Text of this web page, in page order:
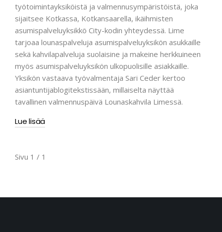
työtoimintayksiköistä ja valmennusympäristöistä, joka
sijaitsee Kotkassa, Kotkansaarella, ikäihmisten
asumispalveluyksikkö City-kodin yhteydessä. Lime
tarjoaa lounaspalveluja asumispalveluyksikön asukkaille
sekä kahvilapalveluja suolaisine ja makeine herkkuineen
myös asumispalveluyksikön ulkopuolisille asiakkaille.
Yksikön vastaava työvalmentaja Sari Ceder kertoo
asiantuntijablogitekstissään, millaiselta näyttää
tavallinen valmennuspäivä Lounaskahvila Limessä.
Lue lisää
Sivu 1 / 1